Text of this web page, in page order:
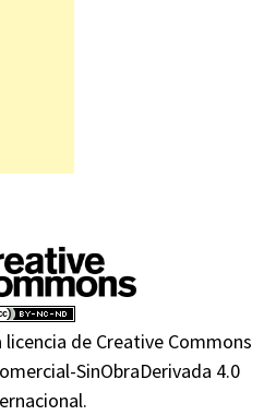
licencia de Creative Commons
SinObraDerivada 4.0
.